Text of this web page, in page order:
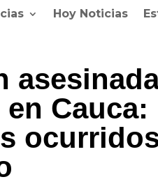
Hoy Noticias
Cauca: